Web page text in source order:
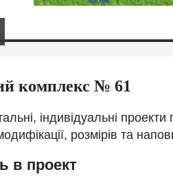
комплекс № 61
індивідуальні
розмірів та
в проект